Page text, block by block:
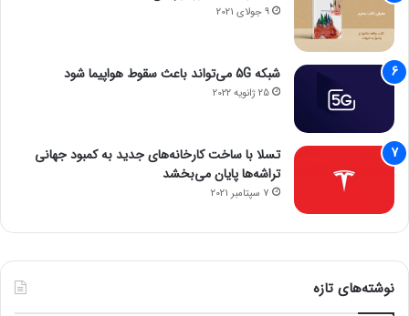
Readex pro
Reem Kufi
Mirza
Scheherazade
Noto Kufi
Arabic
Katibeh
Blaka
Tajawal
Arabi
Hollow
Vazirmatn
Noto
9 جولای 2021
شبکه 5G می‌تواند باعث سقوط هواپیما شود
25 ژانویه 2022
تسلا با ساخت کارخانه‌های جدید به کمبود جهانی
تراشه‌ها پایان می‌بخشد
7 سپتامبر 2021
نوشته‌های تازه